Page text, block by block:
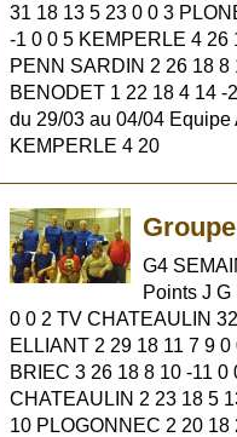
31 18 13 5 23 0 0 3
-1 0 0 5 KEMPERLE 4 26
PENN SARDIN 2 26 18 8
BENODET 1 22 18 4 14 -
du 29/03 au 04/04
KEMPERLE 4 20
G4
Points J
0 0 2 TV CHATEAULIN
ELLIANT 2 29 18 11 7 9
BRIEC 3 26 18 8 10 -11
CHATEAULIN 2 23 18 5
10 PLOGONNEC 2 20 18